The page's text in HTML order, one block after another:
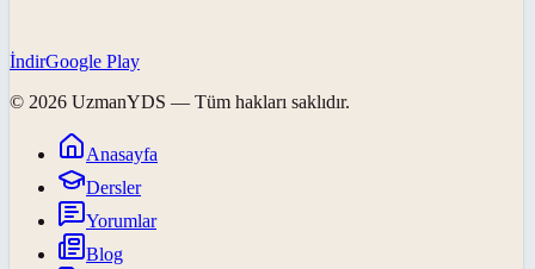
İndirGoogle Play
© 2026 UzmanYDS — Tüm hakları saklıdır.
Anasayfa
Dersler
Yorumlar
Blog